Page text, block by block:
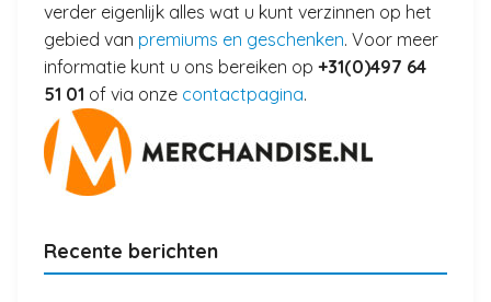
verder eigenlijk alles wat u kunt verzinnen op het
gebied van premiums en geschenken. Voor meer
informatie kunt u ons bereiken op +31(0)497 64
51 01 of via onze contactpagina.
Recente berichten